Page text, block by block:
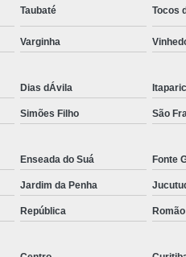
Rastreamento de Frotas com
Rastreamento e Gestão de
Empresa de Rastreamento de
Empresa de
Veicular Belo Horizonte
Veicular Minas Gerais
de Rastreamento Veicular
Taubaté Tocos
Varginha
Dias dÁvila
Simões Filho São
Enseada do Suá Fonte
Jardim da Penha
República Romão